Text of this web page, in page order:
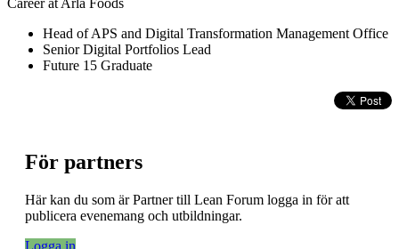
Career at Arla Foods
Head of APS and Digital Transformation Management Office
Senior Digital Portfolios Lead
Future 15 Graduate
För partners
Här kan du som är Partner till Lean Forum logga in för att
publicera evenemang och utbildningar.
Logga in